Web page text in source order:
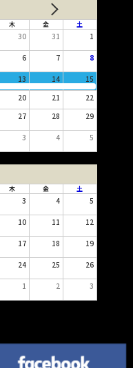
木 金 土
30 31 1
6 7 8
13 14 15
20 21 22
27 28 29
3 4 5
木 金 土
3 4 5
10 11 12
17 18 19
24 25 26
1 2 3